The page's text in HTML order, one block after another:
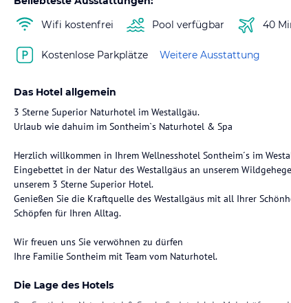
Wifi kostenfrei
Pool verfügbar 40
Kostenlose Parkplätze Weitere Ausstattung
Das Hotel allgemein
3 Sterne Superior Naturhotel im Westallgäu.
Urlaub wie dahuim im Sontheim`s Naturhotel & Spa
Herzlich willkommen in Ihrem Wellnesshotel Sontheim´s im
Eingebettet in der Natur des Westallgäus an unserem
unserem 3 Sterne Superior Hotel.
Genießen Sie die Kraftquelle des Westallgäus mit all Ihrer
Schöpfen für Ihren Alltag.
Wir freuen uns Sie verwöhnen zu dürfen
Ihre Familie Sontheim mit Team vom Naturhotel.
Die Lage des Hotels